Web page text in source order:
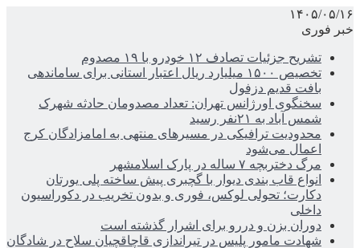
۱۴۰۵/۰۵/۱۶
خبر فوری
تشریح جزئیات تصادف ۱۲ خودرو با ۱۹ مصدوم
تخصیص ۱۵۰۰ میلیارد ریال اعتبار استانی برای ساماندهی
بافت قدیم دزفول
سخنگوی اورژانس تهران: تعداد مصدومان حادثه شهرک
شمس آباد به ۲۱نفر رسید
محدودیت ترافیکی در مسیرهای منتهی به امامزادگان کرج
اعمال می‌شود
مرگ دختربچه ۷ ساله در پارک اسلامشهر
انواع قاب بندی دیوار با گچبری پیش ساخته پلی یورتان
دکارت؛ تحولی لوکس، فوری و بدون تخریب در دکوراسیون
داخلی
دوران بزن و دررو برای اشرار گذشته است
شهادت مامور پلیس در تیراندازی قاچاقچیان سلاح در شادگان